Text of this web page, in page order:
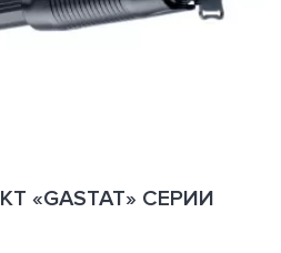
«GASTAT» СЕРИИ